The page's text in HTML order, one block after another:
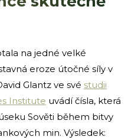
na jedné velké
eroze útočné síly v
Glantz ve své studii
Institute uvádí čísla, která
Sověti během bitvy
min. Výsledek: